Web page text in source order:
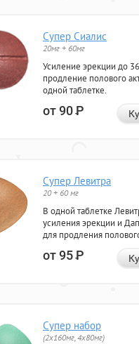
Супер Сиалис
20мг + 60мг
Усиление эрекции до
продление полового
одной таблетке.
от 90Р
Супер Левитра
20 + 60 мг
В одной таблетке
усиления эрекции и
для продления
от 95Р
Супер набор
(2х160мг, 4х80мг)